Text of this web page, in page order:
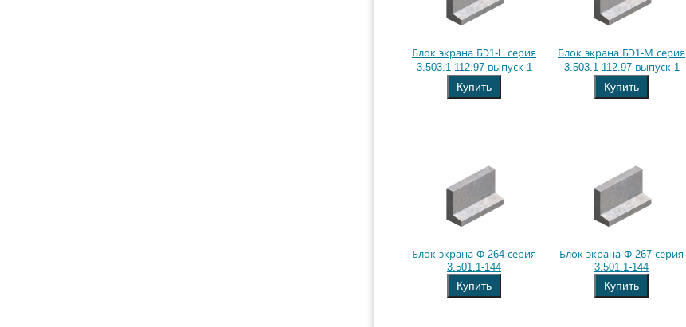
Блок экрана БЭ1-F серия
3.503.1-112.97 выпуск 1
Купить
Блок экрана БЭ1-М серия
3.503.1-112.97 выпуск 1
Купить
Блок экрана Ф 264 серия
3.501.1-144
Купить
Блок экрана Ф 267 серия
3.501.1-144
Купить